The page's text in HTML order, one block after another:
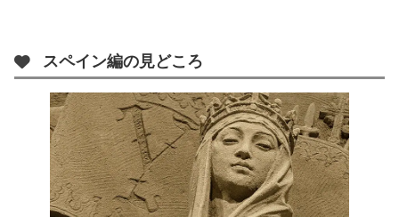
スペイン編の見どころ